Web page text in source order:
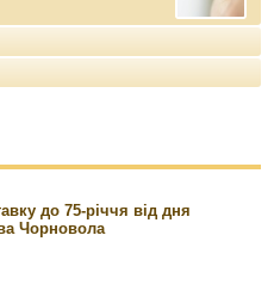
до 75-річчя від дня
Чорновола